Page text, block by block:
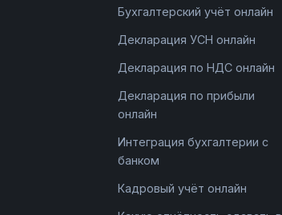
Бухгалтерский учёт онлайн
Декларация УСН онлайн
Декларация по НДС онлайн
Декларация по прибыли
онлайн
Интеграция бухгалтерии с
банком
Кадровый учёт онлайн